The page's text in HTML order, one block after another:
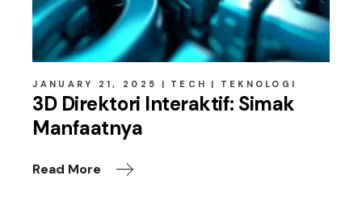
JANUARY 21, 2025 TECH TEKNOLOGI
3D Direktori Interaktif: Simak
Manfaatnya
Read More